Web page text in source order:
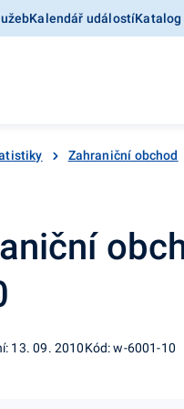
Kalendář událostí
Zahraniční obchod
13. 09. 2010Kód: w-6001-10